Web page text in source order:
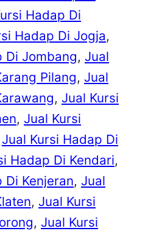
Hadap Di
Hadap Di Jogja
Di Jombang, Jual
Pilang, Jual
, Jual Kursi
, Jual Kursi
Jual Kursi Hadap Di
Hadap Di Kendari
Di Kenjeran, Jual
, Jual Kursi
, Jual Kursi